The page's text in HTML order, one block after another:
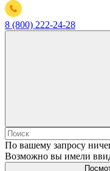
8 (800) 222-24-28
По вашему запросу
Возможно вы имели